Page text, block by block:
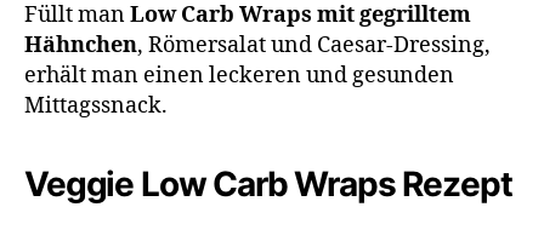
Füllt manLow Carb Wraps mit gegrilltem
Hähnchen, Römersalat und Caesar-Dressing,
erhält man einen leckeren und gesunden
Mittagssnack.
Veggie Low Carb Wraps Rezept​